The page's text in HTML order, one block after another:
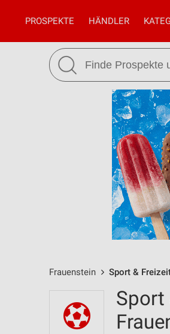
PROSPEKTE HÄNDLER
Frauenstein Sport &
Sport